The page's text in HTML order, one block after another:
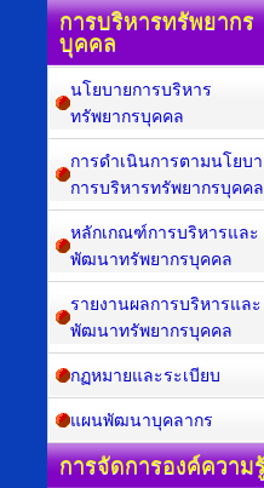
การบริหารทรัพยากร
บุคคล
นโยบายการบริหาร
ทรัพยากรบุคคล
การดำเนินการตามนโยบ
การบริหารทรัพยากรบุคคล
หลักเกณฑ์การบริหารและ
พัฒนาทรัพยากรบุคคล
รายงานผลการบริหารและ
พัฒนาทรัพยากรบุคคล
กฏหมายและระเบียบ
แผนพัฒนาบุคลากร
การจัดการองค์ความ